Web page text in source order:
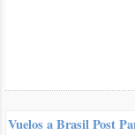
El artículo
Vuelos a Brasil Post